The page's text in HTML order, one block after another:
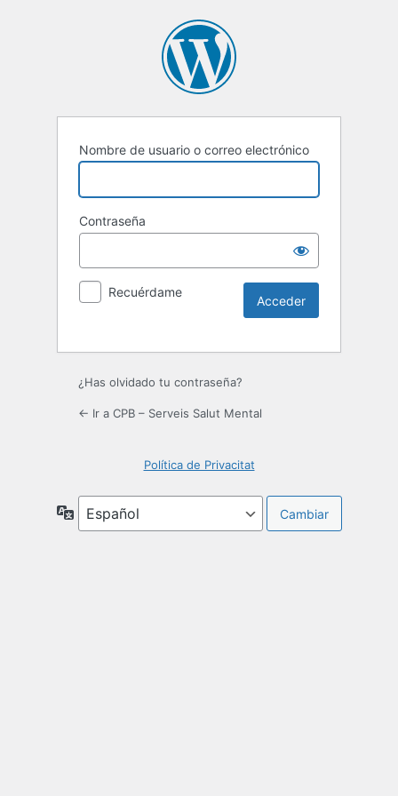
Nombre de usuario o correo electrónico
Contraseña
Recuérdame
¿Has olvidado tu contraseña?
← Ir a CPB – Serveis Salut Mental
Política de Privacitat
Idioma